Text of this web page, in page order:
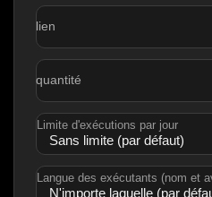
lien
quantité
Limite d'exécutions par jour
Langue des exécutants (nom et